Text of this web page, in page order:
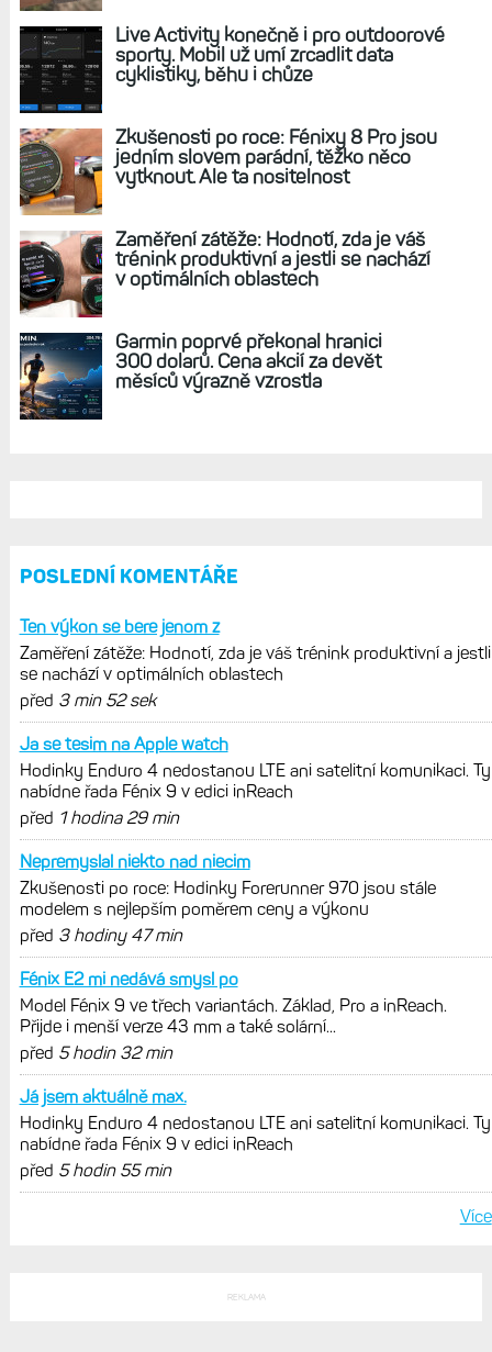
Fénix 9 v edici inReach
Live Activity konečně i pro outdoorové
sporty. Mobil už umí zrcadlit data
cyklistiky, běhu i chůze
Zkušenosti po roce: Fénixy 8 Pro jsou
jedním slovem parádní, těžko něco
vytknout. Ale ta nositelnost
Zaměření zátěže: Hodnotí, zda je váš
trénink produktivní a jestli se nachází
v optimálních oblastech
Garmin poprvé překonal hranici
300 dolarů. Cena akcií za devět
měsíců výrazně vzrostla